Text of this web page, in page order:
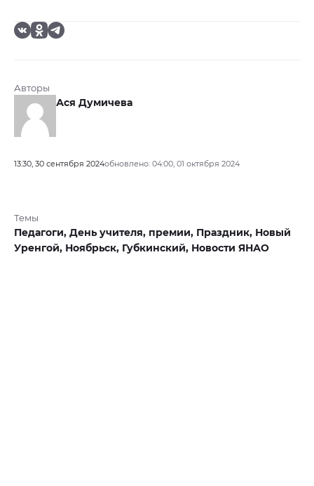
Авторы
Ася Думичева
13:30, 30 сентября 2024обновлено: 04:00, 01 октября 2024
Темы
Педагоги, День учителя, премии, Праздник, Новый
Уренгой, Ноябрьск, Губкинский, Новости ЯНАО